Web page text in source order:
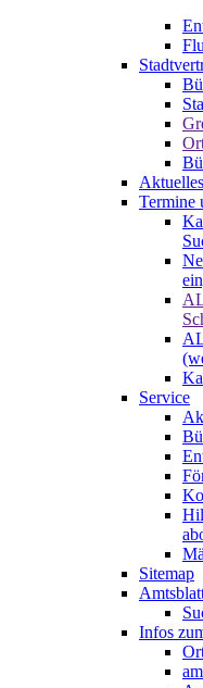
Termine
Service
Sitemap
Infos